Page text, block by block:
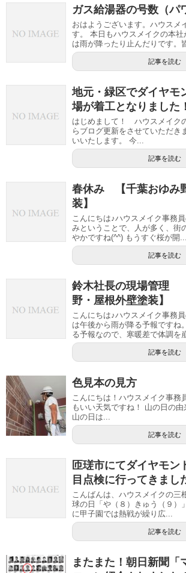
ガス給湯器の号数（パ
おはようございます。ハウスメ
す。 本日もハウスメイクの本
は雨が降ったり止んだりです。
記事を読む
地元・緑区でダイヤモ
場が着工となりました！
はじめまして！ ハウスメイク
らブログ更新をさせていただき
いいたします。 今...
記事を読む
春休み 【千葉おゆみ
装】
こんにちは♪ハウスメイク事務
みということで、人が多く、街
やかですね(^^) もうすぐ桜が開...
記事を読む
鈴木社長の現場管理
野・屋根外壁塗装】
こんにちは♪ハウスメイク事務
は午後から雨が降る予報ですね
る予報なので、寒暖差で体調を
記事を読む
色見本の見方
こんにちは！ハウスメイク事務
もいい天気ですね！ 山の日の由
山の日は...
記事を読む
匝瑳市にてダイヤモン
目点検に行ってきまし
こんばんは、ハウスメイクの三
球の日「や（８）きゅう（９）
に甲子園では熱戦が繰り広...
記事を読む
またまた！朝日新聞「